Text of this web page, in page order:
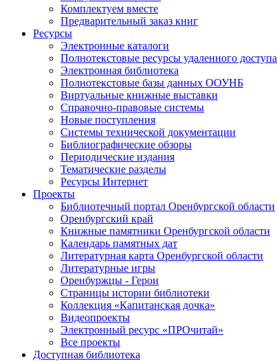
Комплектуем вместе
Предварительный заказ книг
Ресурсы
Электронные каталоги
Полнотекстовые ресурсы удаленного доступа
Электронная библиотека
Полнотекстовые базы данных ООУНБ
Виртуальные книжные выставки
Справочно-правовые системы
Новые поступления
Cистемы технической документации
Библиографические обзоры
Периодические издания
Тематические разделы
Ресурсы Интернет
Проекты
Библиотечный портал Оренбургской области
Оренбургский край
Книжные памятники Оренбургской области
Календарь памятных дат
Литературная карта Оренбургской области
Литературные игры
Оренбуржцы - Герои
Страницы истории библиотеки
Коллекция «Капитанская дочка»
Видеопроекты
Электронный ресурс «ПРОчитай»
Все проекты
Доступная библиотека